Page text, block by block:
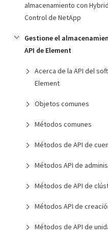
almacenamiento con
Control de NetApp
Gestione el
API de Element
Acerca de la API del
Element
Objetos comunes
Métodos comunes
Métodos de API de
Métodos API de
Métodos de API de
Métodos API de
Métodos de API de